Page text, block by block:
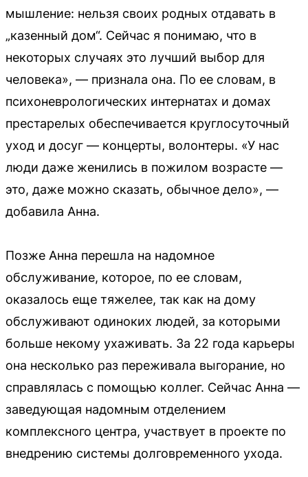
мышление: нельзя своих родных отдавать в
„казенный дом“. Сейчас я понимаю, что в
некоторых случаях это лучший выбор для
человека», — признала она. По ее словам, в
психоневрологических интернатах и домах
престарелых обеспечивается круглосуточный
уход и досуг — концерты, волонтеры. «У нас
люди даже женились в пожилом возрасте —
это, даже можно сказать, обычное дело», —
добавила Анна.
Позже Анна перешла на надомное
обслуживание, которое, по ее словам,
оказалось еще тяжелее, так как на дому
обслуживают одиноких людей, за которыми
больше некому ухаживать. За 22 года карьеры
она несколько раз переживала выгорание, но
справлялась с помощью коллег. Сейчас Анна —
заведующая надомным отделением
комплексного центра, участвует в проекте по
внедрению системы долговременного ухода.